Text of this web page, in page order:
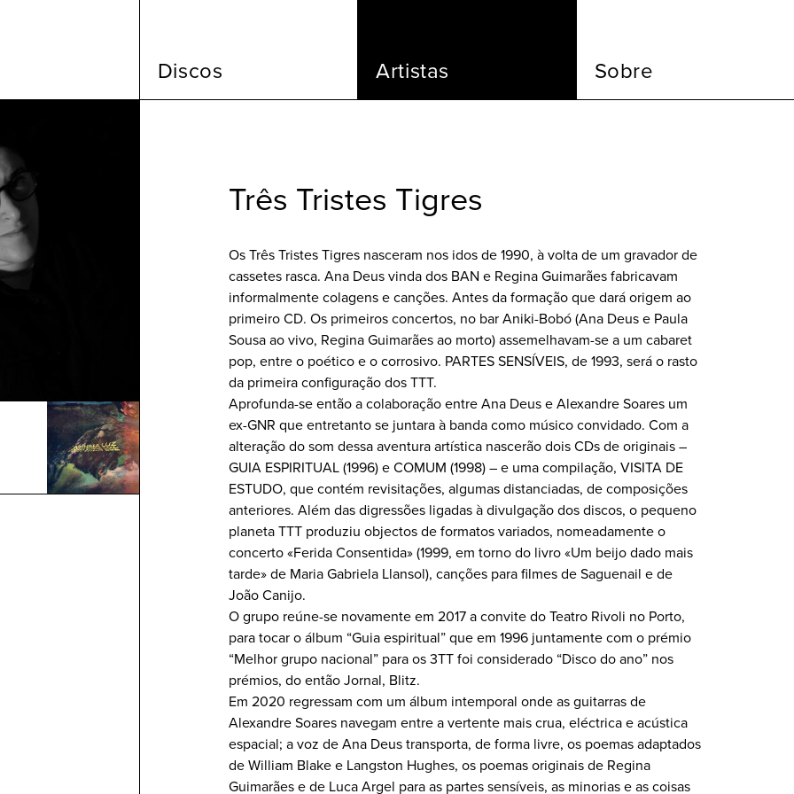
Discos Artistas Sobre
Três Tristes Tigres
Os Três Tristes Tigres nasceram nos idos de 1990, à volta de um gravador de
cassetes rasca. Ana Deus vinda dos BAN e Regina Guimarães fabricavam
informalmente colagens e canções. Antes da formação que dará origem ao
primeiro CD. Os primeiros concertos, no bar Aniki-Bobó (Ana Deus e Paula
Sousa ao vivo, Regina Guimarães ao morto) assemelhavam-se a um cabaret
pop, entre o poético e o corrosivo. PARTES SENSÍVEIS, de 1993, será o rasto
da primeira configuração dos TTT.
Aprofunda-se então a colaboração entre Ana Deus e Alexandre Soares um
ex-GNR que entretanto se juntara à banda como músico convidado. Com a
alteração do som dessa aventura artística nascerão dois CDs de originais –
GUIA ESPIRITUAL (1996) e COMUM (1998) – e uma compilação, VISITA DE
ESTUDO, que contém revisitações, algumas distanciadas, de composições
anteriores. Além das digressões ligadas à divulgação dos discos, o pequeno
planeta TTT produziu objectos de formatos variados, nomeadamente o
concerto «Ferida Consentida» (1999, em torno do livro «Um beijo dado mais
tarde» de Maria Gabriela Llansol), canções para filmes de Saguenail e de
João Canijo.
O grupo reúne-se novamente em 2017 a convite do Teatro Rivoli no Porto,
para tocar o álbum “Guia espiritual” que em 1996 juntamente com o prémio
“Melhor grupo nacional” para os 3TT foi considerado “Disco do ano” nos
prémios, do então Jornal, Blitz.
Em 2020 regressam com um álbum intemporal onde as guitarras de
Alexandre Soares navegam entre a vertente mais crua, eléctrica e acústica
espacial; a voz de Ana Deus transporta, de forma livre, os poemas adaptados
de William Blake e Langston Hughes, os poemas originais de Regina
Guimarães e de Luca Argel para as partes sensíveis, as minorias e as coisas